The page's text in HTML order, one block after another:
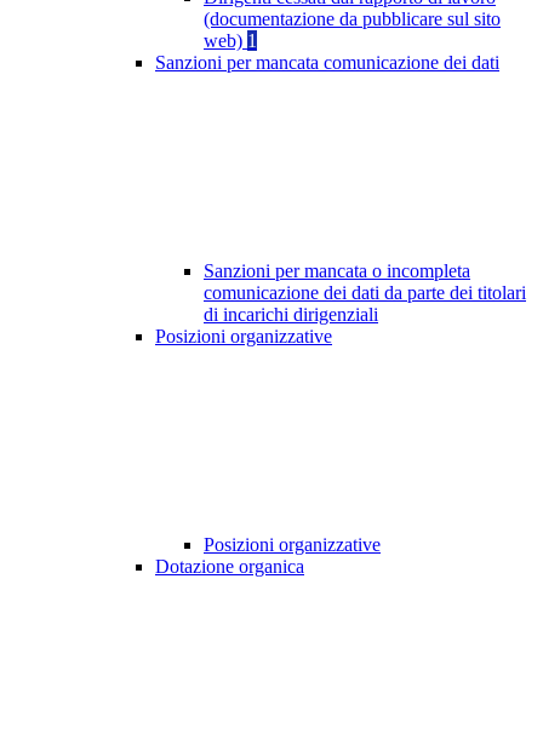
(documentazione da pubblicare sul sito
web) 1
Sanzioni per mancata comunicazione dei dati
Sanzioni per mancata o incompleta
comunicazione dei dati da parte dei titolari
di incarichi dirigenziali
Posizioni organizzative
Posizioni organizzative
Dotazione organica